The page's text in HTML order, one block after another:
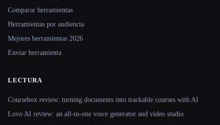
Comparar herramientas
Herramientas por audiencia
Mejores herramientas 2026
Enviar herramienta
LECTURA
Coursebox review: turning documents into trackable courses with AI
Lovo AI review: an all-in-one voice generator and video studio